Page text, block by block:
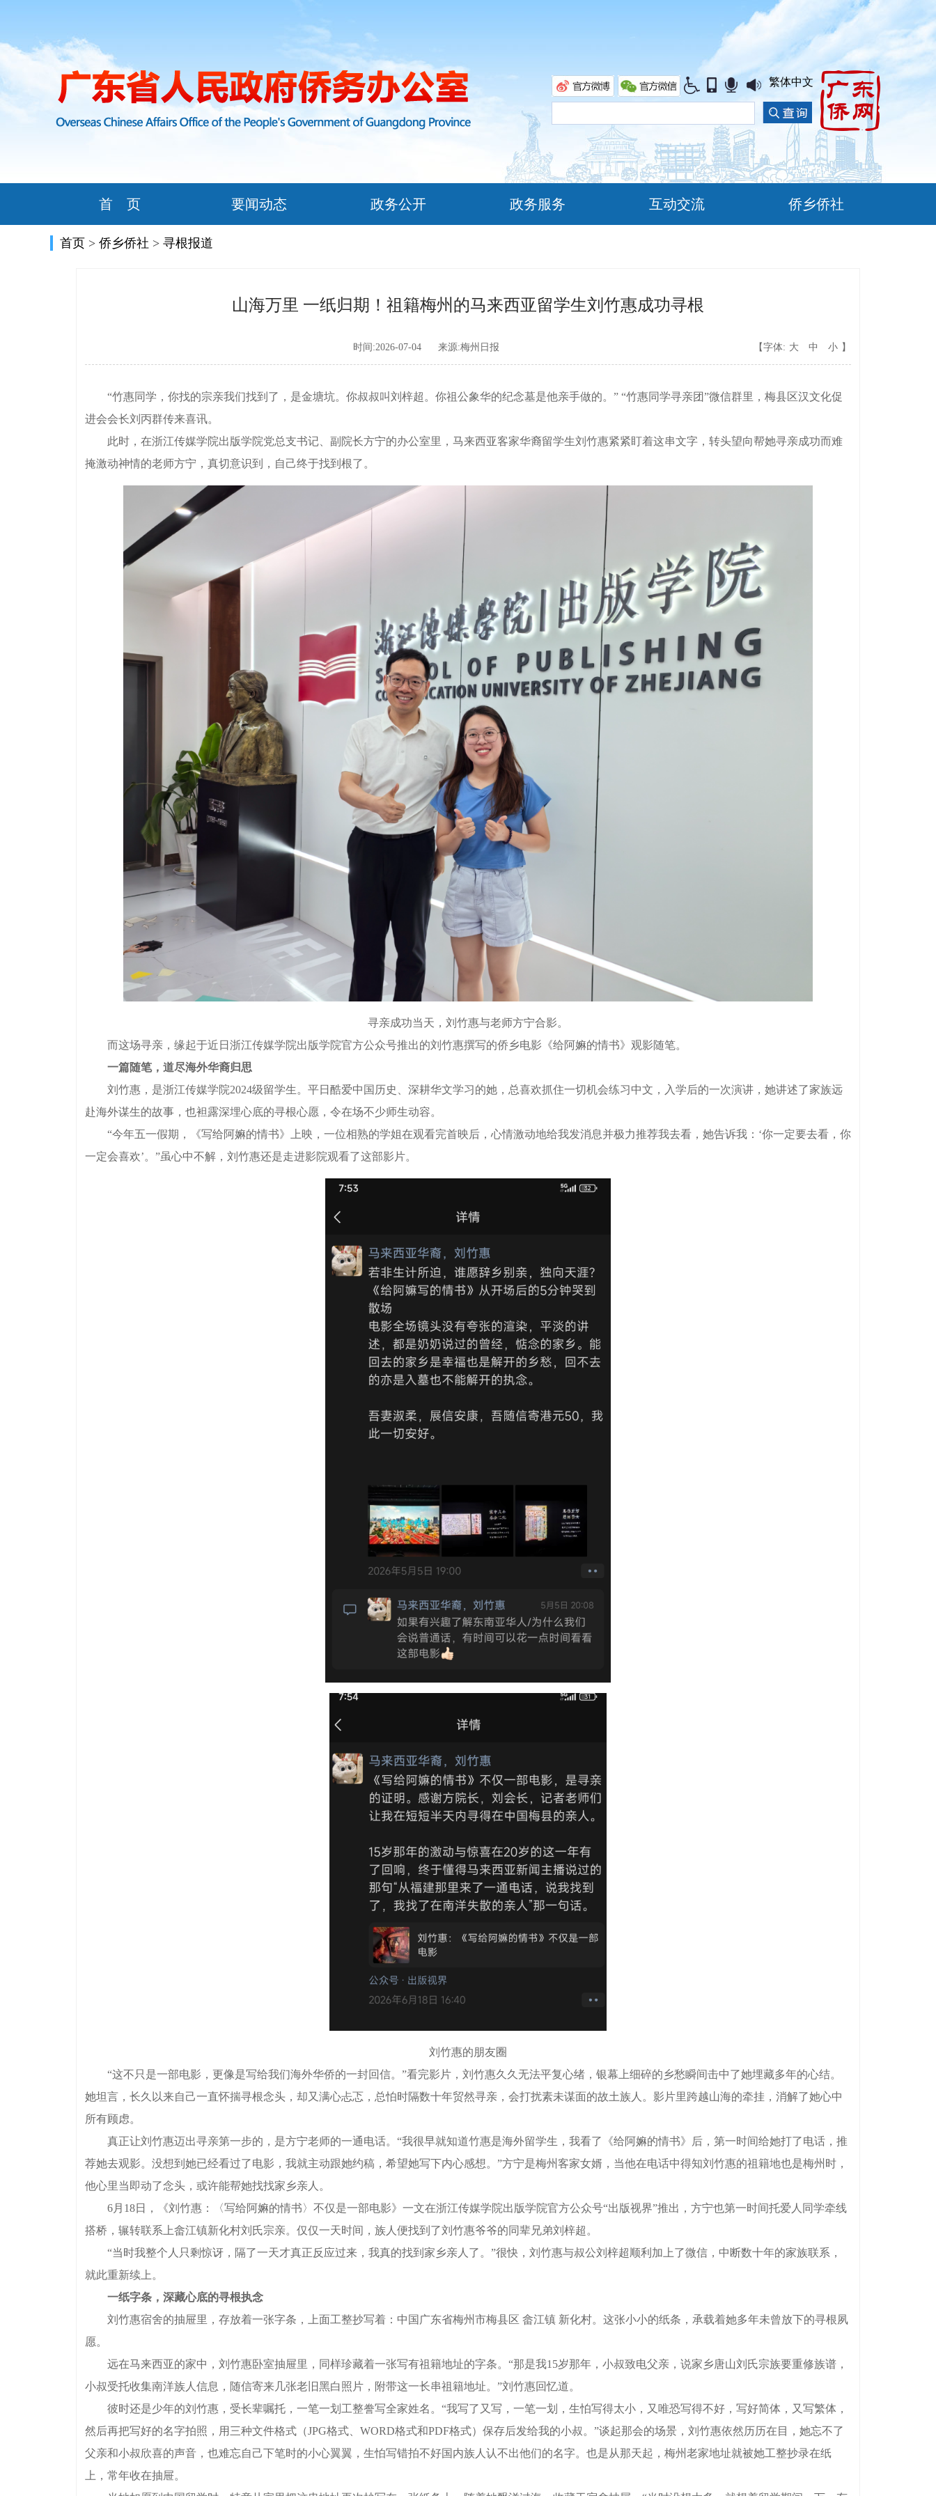
繁体中文
首 页 要闻动态 政务公开 政务服务 互动交流 侨乡侨社
首页 > 侨乡侨社 > 寻根报道
山海万里 一纸归期！祖籍梅州的马来西亚留学生刘竹惠成功寻根
时间:2026-07-04 来源:梅州日报 【字体: 大 中 小 】
“竹惠同学，你找的宗亲我们找到了，是金塘坑。你叔叔叫刘梓超。你祖公象华的纪念墓是他亲手做的。” “竹惠同学寻亲团”微信群里，梅县区汉文化促
进会会长刘丙群传来喜讯。
此时，在浙江传媒学院出版学院党总支书记、副院长方宁的办公室里，马来西亚客家华裔留学生刘竹惠紧紧盯着这串文字，转头望向帮她寻亲成功而难
掩激动神情的老师方宁，真切意识到，自己终于找到根了。
寻亲成功当天，刘竹惠与老师方宁合影。
而这场寻亲，缘起于近日浙江传媒学院出版学院官方公众号推出的刘竹惠撰写的侨乡电影《给阿嫲的情书》观影随笔。
一篇随笔，道尽海外华裔归思
刘竹惠，是浙江传媒学院2024级留学生。平日酷爱中国历史、深耕华文学习的她，总喜欢抓住一切机会练习中文，入学后的一次演讲，她讲述了家族远
赴海外谋生的故事，也袒露深埋心底的寻根心愿，令在场不少师生动容。
“今年五一假期，《写给阿嫲的情书》上映，一位相熟的学姐在观看完首映后，心情激动地给我发消息并极力推荐我去看，她告诉我：‘你一定要去看，你
一定会喜欢’。”虽心中不解，刘竹惠还是走进影院观看了这部影片。
刘竹惠的朋友圈
“这不只是一部电影，更像是写给我们海外华侨的一封回信。”看完影片，刘竹惠久久无法平复心绪，银幕上细碎的乡愁瞬间击中了她埋藏多年的心结。
她坦言，长久以来自己一直怀揣寻根念头，却又满心忐忑，总怕时隔数十年贸然寻亲，会打扰素未谋面的故土族人。影片里跨越山海的牵挂，消解了她心中
所有顾虑。
真正让刘竹惠迈出寻亲第一步的，是方宁老师的一通电话。“我很早就知道竹惠是海外留学生，我看了《给阿嫲的情书》后，第一时间给她打了电话，推
荐她去观影。没想到她已经看过了电影，我就主动跟她约稿，希望她写下内心感想。”方宁是梅州客家女婿，当他在电话中得知刘竹惠的祖籍地也是梅州时，
他心里当即动了念头，或许能帮她找找家乡亲人。
6月18日，《刘竹惠：〈写给阿嫲的情书〉不仅是一部电影》一文在浙江传媒学院出版学院官方公众号“出版视界”推出，方宁也第一时间托爱人同学牵线
搭桥，辗转联系上畲江镇新化村刘氏宗亲。仅仅一天时间，族人便找到了刘竹惠爷爷的同辈兄弟刘梓超。
“当时我整个人只剩惊讶，隔了一天才真正反应过来，我真的找到家乡亲人了。”很快，刘竹惠与叔公刘梓超顺利加上了微信，中断数十年的家族联系，
就此重新续上。
一纸字条，深藏心底的寻根执念
刘竹惠宿舍的抽屉里，存放着一张字条，上面工整抄写着：中国广东省梅州市梅县区 畲江镇 新化村。这张小小的纸条，承载着她多年未曾放下的寻根夙
愿。
远在马来西亚的家中，刘竹惠卧室抽屉里，同样珍藏着一张写有祖籍地址的字条。“那是我15岁那年，小叔致电父亲，说家乡唐山刘氏宗族要重修族谱，
小叔受托收集南洋族人信息，随信寄来几张老旧黑白照片，附带这一长串祖籍地址。”刘竹惠回忆道。
彼时还是少年的刘竹惠，受长辈嘱托，一笔一划工整誊写全家姓名。“我写了又写，一笔一划，生怕写得太小，又唯恐写得不好，写好简体，又写繁体，
然后再把写好的名字拍照，用三种文件格式（JPG格式、WORD格式和PDF格式）保存后发给我的小叔。”谈起那会的场景，刘竹惠依然历历在目，她忘不了
父亲和小叔欣喜的声音，也难忘自己下笔时的小心翼翼，生怕写错拍不好国内族人认不出他们的名字。也是从那天起，梅州老家地址就被她工整抄录在纸
上，常年收在抽屉。